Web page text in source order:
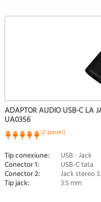
ADAPTOR AUDIO USB-C LA
UA0356
(2 pareri)
Tip conexiune: USB - Jack
Conector 1: USB-C tata
Conector 2: Jack stereo
Tip jack: 3.5 mm